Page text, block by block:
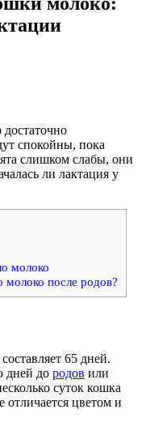
спокойны, пока
слишком слабы, они
ли лактация у
молоко
после родов?
составляет 65 дней.
дней до родов или
суток кошка
отличается цветом и